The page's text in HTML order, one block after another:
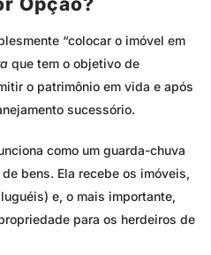
“colocar o imóvel em
que tem o objetivo de
o patrimônio em vida e após
sucessório.
como um guarda-chuva
bens. Ela recebe os imóveis,
e, o mais importante,
para os herdeiros de